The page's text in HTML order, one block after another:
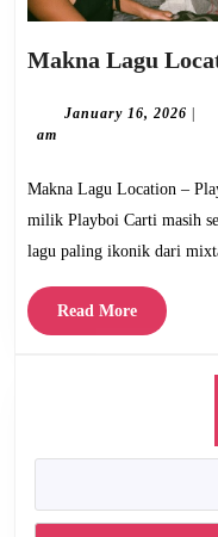
Makna Lagu
January 16, 2026
am
Makna Lagu Location – Playboy Carti. Di tahun 2026, “Location”
milik Playboi Carti masih
lagu paling ikonik dari
Read MoreRead
More